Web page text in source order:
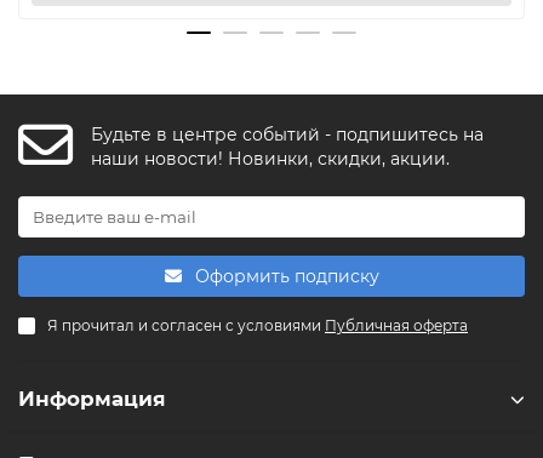
Будьте в центре событий - подпишитесь на
наши новости! Новинки, скидки, акции.
Оформить подписку
Я прочитал и согласен с условиями Публичная оферта
Информация
F FishkaAI
Обычно отвечаем за минуту
Чем можем помочь?